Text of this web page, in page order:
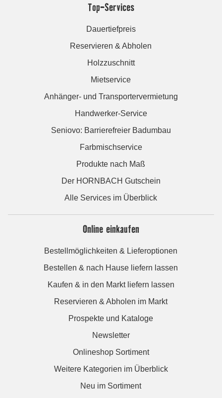
Top-Services
Dauertiefpreis
Reservieren & Abholen
Holzzuschnitt
Mietservice
Anhänger- und Transportervermietung
Handwerker-Service
Seniovo: Barrierefreier Badumbau
Farbmischservice
Produkte nach Maß
Der HORNBACH Gutschein
Alle Services im Überblick
Online einkaufen
Bestellmöglichkeiten & Lieferoptionen
Bestellen & nach Hause liefern lassen
Kaufen & in den Markt liefern lassen
Reservieren & Abholen im Markt
Prospekte und Kataloge
Newsletter
Onlineshop Sortiment
Weitere Kategorien im Überblick
Neu im Sortiment